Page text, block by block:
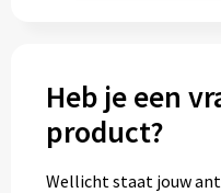
Heb je een
product?
Wellicht staat jouw